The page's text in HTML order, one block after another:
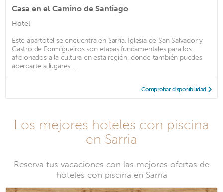
Casa en el Camino de Santiago
Hotel
Este apartotel se encuentra en Sarria. Iglesia de San Salvador y
Castro de Formigueiros son etapas fundamentales para los
aficionados a la cultura en esta región, donde también puedes
acercarte a lugares ...
Comprobar disponibilidad
Los mejores hoteles con piscina
en Sarria
Reserva tus vacaciones con las mejores ofertas de
hoteles con piscina en Sarria